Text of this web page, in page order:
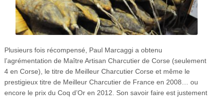
Plusieurs fois récompensé, Paul Marcaggi a obtenu
l’agrémentation de Maître Artisan Charcutier de Corse (seulement
4 en Corse), le titre de Meilleur Charcutier Corse et même le
prestigieux titre de Meilleur Charcutier de France en 2008… ou
encore le prix du Coq d’Or en 2012. Son savoir faire est justement